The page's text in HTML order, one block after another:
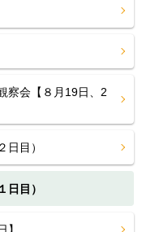
察会【８月19日、2
目）
目）